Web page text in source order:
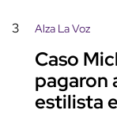
3 Alza La Voz
Caso
pagaron
estilista